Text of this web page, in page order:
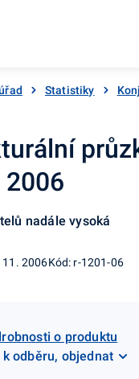
Statistiky
nadále vysoká
11. 2006Kód: r-1201-06
o produktu
odběru, objednat